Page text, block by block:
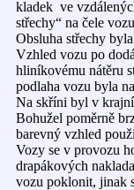
kladek ve
střechy“ na čele
Obsluha střechy
Vzhled vozu po
hliníkovému nátěru
podlaha vozu byla
Na skříni byl v
Bohužel poměrně
barevný vzhled
Vozy se v provozu
drapákových
vozu poklonit, jinak